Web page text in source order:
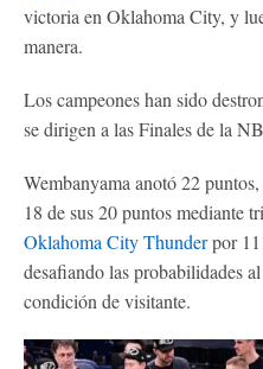
victoria en Oklahoma City, y
manera.
Los campeones han sido
se dirigen a las Finales de la
Wembanyama anotó 22 puntos,
18 de sus 20 puntos mediante
Oklahoma City Thunderpor
desafiando las probabilidades
condición de visitante.